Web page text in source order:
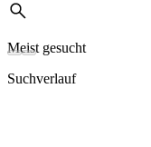
Meist gesucht
Suchverlauf